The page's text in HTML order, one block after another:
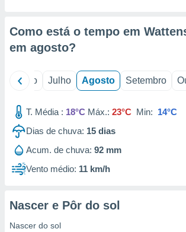
e
de
Como está o tempo em
em agosto?
Junho Julho Agosto Setembro
T. Média : 18°C Máx.: 23°C Min: 14°C
Dias de chuva: 15 dias
Acum. de chuva: 92 mm
Vento médio: 11 km/h
Nascer e Pôr do sol
Nascer do sol